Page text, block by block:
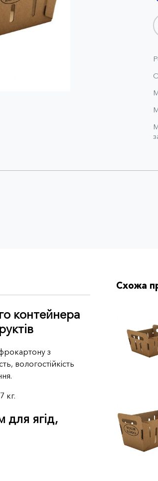
контейнера
з
вологостійкість
кг.
для ягід,
Схожа